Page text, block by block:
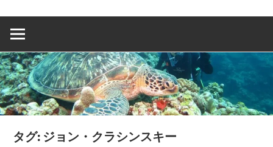
へ
キ
ッ
プ
撮
か
映
画
と
か
タグ: ジョン・クラシンスキー